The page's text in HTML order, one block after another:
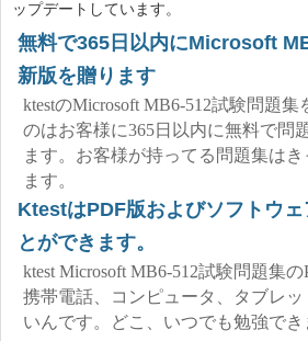
ップデートしています。
無料で365日以内にMicrosoft
新版を贈ります
ktestのMicrosoft MB6-512試験問題
のはお客様に365日以内に無料で問
ます。お客様が持ってる問題集は
ます。
KtestはPDF版およびソフトウ
とができます。
ktest Microsoft MB6-512試験問題集の
携帯電話、コンピュータ、タブレ
いんです。どこ、いつでも勉強でき